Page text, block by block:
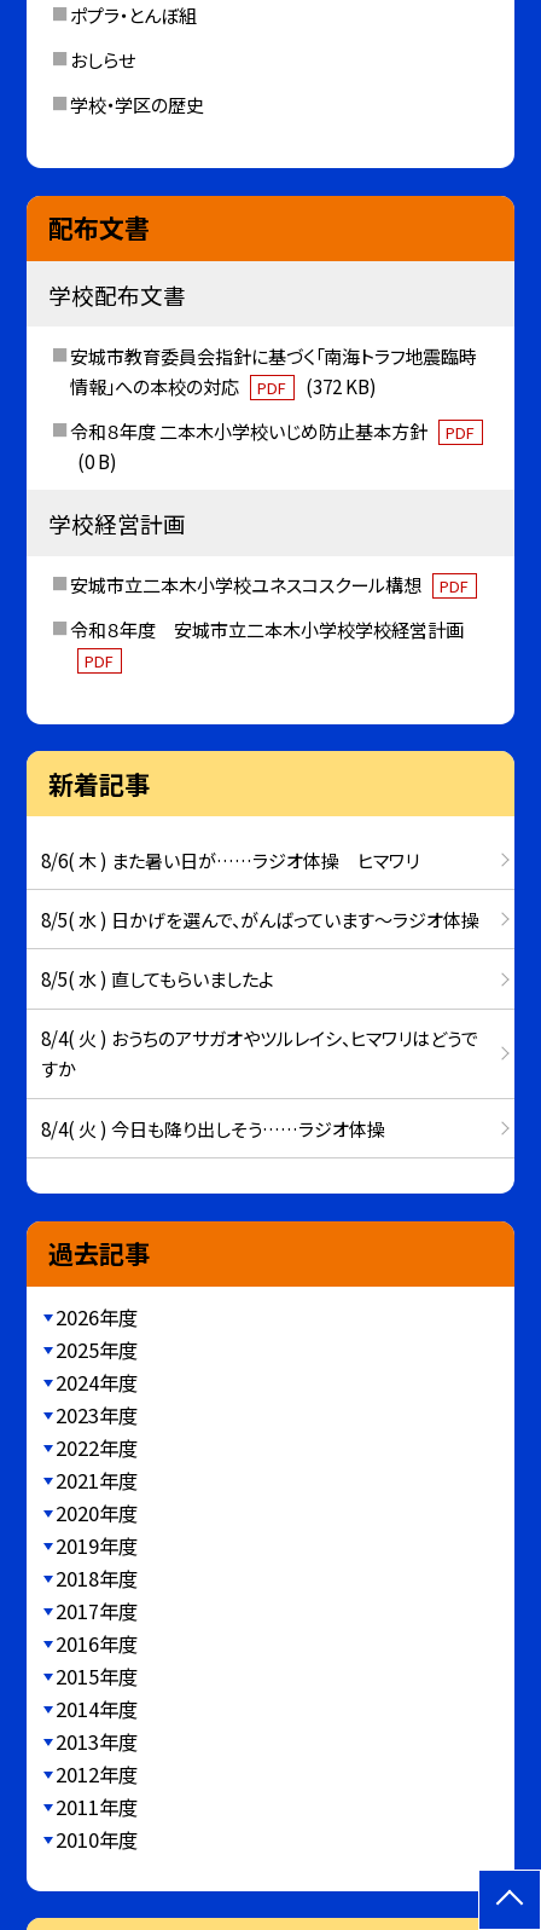
ポプラ・とんぼ組
おしらせ
学校・学区の歴史
配布文書
学校配布文書
安城市教育委員会指針に基づく「南海トラフ地震臨時
情報」への本校の対応
PDF
(372 KB)
令和８年度 二本木小学校いじめ防止基本方針
PDF
(0 B)
学校経営計画
安城市立二本木小学校ユネスコスクール構想 PDF
令和８年度 安城市立二本木小学校学校経営計画
PDF
新着記事
8/6( 木 ) また暑い日が……ラジオ体操 ヒマワリ
8/5( 水 ) 日かげを選んで、がんばっています～ラジオ体操
8/5( 水 ) 直してもらいましたよ
8/4( 火 ) おうちのアサガオやツルレイシ、ヒマワリはどうで
すか
8/4( 火 ) 今日も降り出しそう……ラジオ体操
過去記事
2026年度
2025年度
2024年度
2023年度
2022年度
2021年度
2020年度
2019年度
2018年度
2017年度
2016年度
2015年度
2014年度
2013年度
2012年度
2011年度
2010年度